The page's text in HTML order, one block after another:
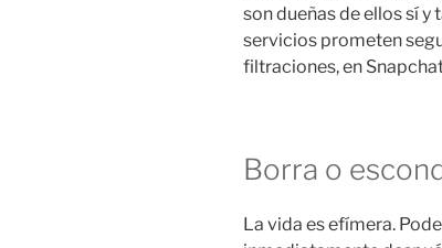
son dueñas de ellos sí y
servicios prometen
filtraciones, en
Borra o
La vida es efímera.